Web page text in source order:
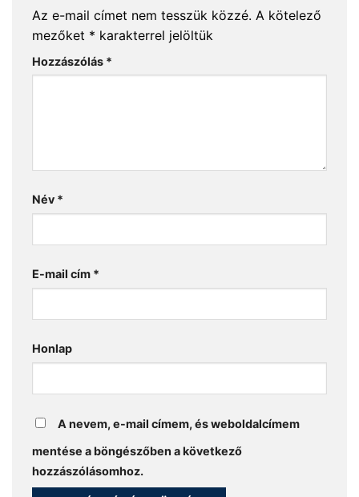
Az e-mail címet nem tesszük közzé. A kötelező
mezőket * karakterrel jelöltük
Hozzászólás *
Név *
E-mail cím *
Honlap
A nevem, e-mail címem, és weboldalcímem
mentése a böngészőben a következő
hozzászólásomhoz.